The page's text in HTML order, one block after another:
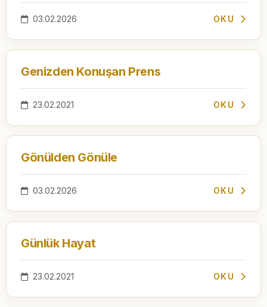
03.02.2026 OKU
Genizden Konuşan Prens
23.02.2021 OKU
Gönülden Gönüle
03.02.2026 OKU
Günlük Hayat
23.02.2021 OKU